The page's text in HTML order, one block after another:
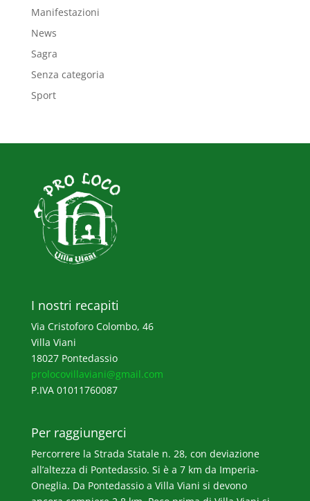
Manifestazioni
News
Sagra
Senza categoria
Sport
I nostri recapiti
Via Cristoforo Colombo, 46
Villa Viani
18027 Pontedassio
prolocovillaviani@gmail.com
P.IVA 01011760087
Per raggiungerci
Percorrere la Strada Statale n. 28, con deviazione
all’altezza di Pontedassio. Si è a 7 km da Imperia-
Oneglia. Da Pontedassio a Villa Viani si devono